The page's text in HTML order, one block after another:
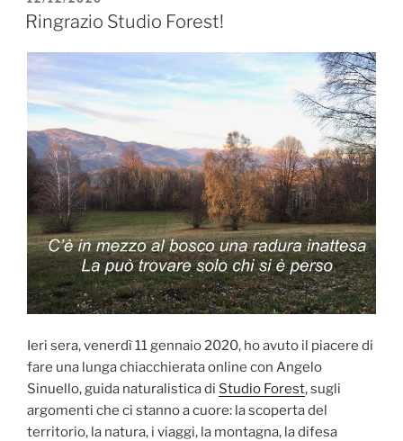
IL
Ringrazio Studio Forest!
Ieri sera, venerdì 11 gennaio 2020, ho avuto il piacere di
fare una lunga chiacchierata online con Angelo
Sinuello, guida naturalistica di Studio Forest, sugli
argomenti che ci stanno a cuore: la scoperta del
territorio, la natura, i viaggi, la montagna, la difesa